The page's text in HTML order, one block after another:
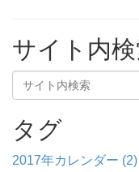
サイト内
タグ
2017年カレンダー (2)